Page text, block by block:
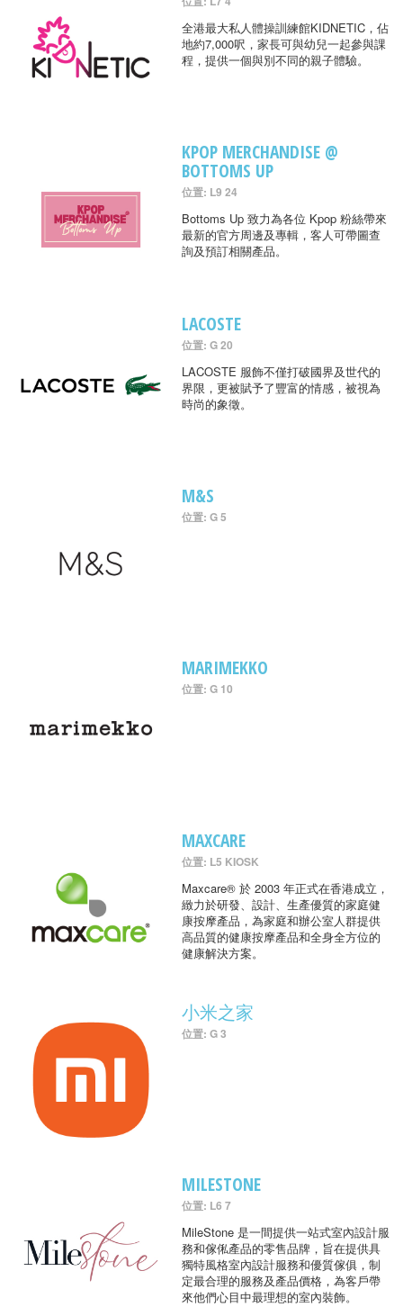
全港最大私人體操訓練館KIDNETIC，佔
地約7,000呎，家長可與幼兒一起參與課
程，提供一個與別不同的親子體驗。
KPOP MERCHANDISE @
BOTTOMS UP
位置: L9 24
Bottoms Up 致力為各位 Kpop 粉絲帶來
最新的官方周邊及專輯，客人可帶圖查
詢及預訂相關產品。
LACOSTE
位置: G 20
LACOSTE 服飾不僅打破國界及世代的
界限，更被賦予了豐富的情感，被視為
時尚的象徵。
M&S
位置: G 5
MARIMEKKO
位置: G 10
MAXCARE
位置: L5 KIOSK
Maxcare® 於 2003 年正式在香港成立，
緻力於研發、設計、生產優質的家庭健
康按摩產品，為家庭和辦公室人群提供
高品質的健康按摩產品和全身全方位的
健康解決方案。
小米之家
位置: G 3
MILESTONE
位置: L6 7
MileStone 是一間提供一站式室內設計服
務和傢俬產品的零售品牌，旨在提供具
獨特風格室內設計服務和優質傢俱，制
定最合理的服務及產品價格，為客戶帶
來他們心目中最理想的室內裝飾。